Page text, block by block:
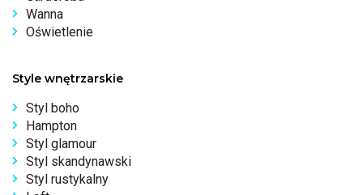
Wanna
Oświetlenie
Style wnętrzarskie
Styl boho
Hampton
Styl glamour
Styl skandynawski
Styl rustykalny